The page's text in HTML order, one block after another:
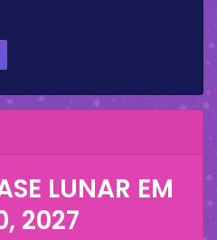
LUNAR EM
2027